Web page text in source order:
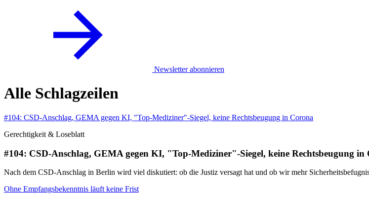
Newsletter abonnieren
Alle Schlagzeilen
#104: CSD-Anschlag, GEMA gegen KI, "Top-Mediziner"-Siegel, keine Rechtsbeugung in Corona
Gerechtigkeit & Loseblatt
#104: CSD-Anschlag, GEMA gegen KI, "Top-Mediziner"-Siegel, keine Rechtsbeugung in
Nach dem CSD-Anschlag in Berlin wird viel diskutiert: ob die Justiz versagt hat und ob wir mehr
Ohne Empfangsbekenntnis läuft keine Frist